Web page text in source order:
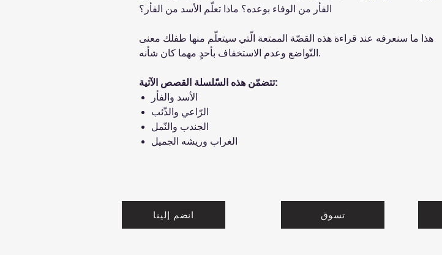
الفأر من الوفاء بوعده؟ ماذا تعلّم الأسد من الفأر؟
هذا ما سنعرفه عند قراءة هذه القصّة الممتعة الّتي سيتعلّم منها طفلك معنى
التّواضع وعدم الاستخفاف بأحدٍ مهما كان شأنه.
تتضمّن هذه السّلسلة القصص الآتية:
الأسد والفأر
الرّاعي والذّئب
الجندب والنّمل
الغراب وريشه الجميل
انضم إلينا تسوق